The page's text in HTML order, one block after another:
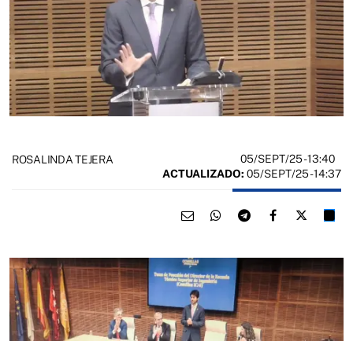
ROSALINDA TEJERA 05/SEPT/25- 13:40
ACTUALIZADO: 05/SEPT/25 - 14:37